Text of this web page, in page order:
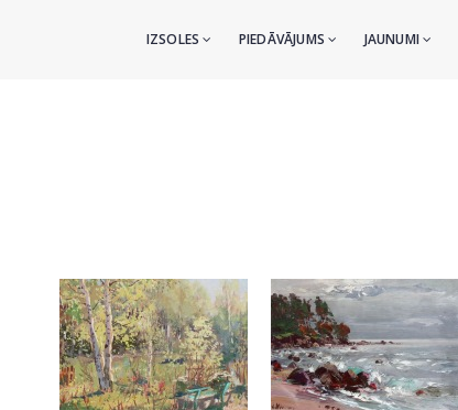
IZSOLES PIEDĀVĀJUMS JAUNUMI